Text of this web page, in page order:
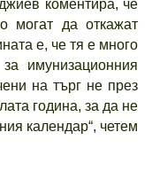
коментира, че
могат да откажат
е, че тя е много
имунизационния
на търг не през
година, за да не
календар“, четем